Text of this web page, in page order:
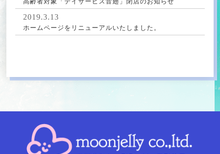
2019.3.13
ホームページをリニューアルいたしました。